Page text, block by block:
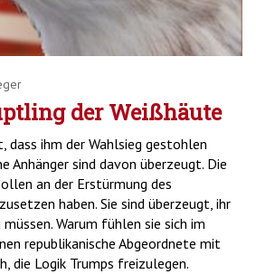
der Weißhäute
dass ihm der Wahlsieg gestohlen
Anhänger sind davon überzeugt. Die
an der Erstürmung des
haben. Sie sind überzeugt, ihr
Warum fühlen sie sich im
republikanische Abgeordnete mit
die Logik Trumps freizulegen.